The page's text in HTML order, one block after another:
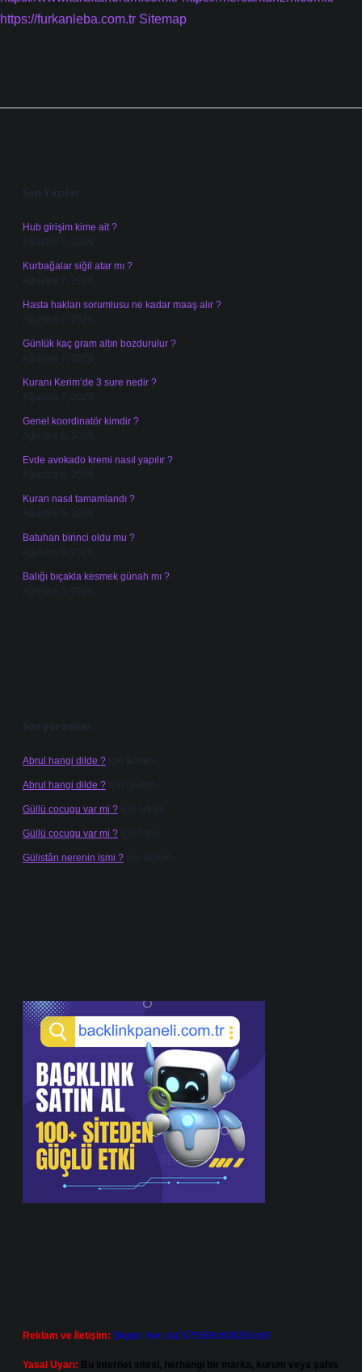
https://furkanleba.com.tr Sitemap
Son Yazılar
Hub girişim kime ait ?
Ağustos 7, 2026
Kurbağalar siğil atar mı ?
Ağustos 7, 2026
Hasta hakları sorumlusu ne kadar maaş alır ?
Ağustos 7, 2026
Günlük kaç gram altın bozdurulur ?
Ağustos 7, 2026
Kuranı Kerim’de 3 sure nedir ?
Ağustos 7, 2026
Genel koordinatör kimdir ?
Ağustos 6, 2026
Evde avokado kremi nasıl yapılır ?
Ağustos 6, 2026
Kuran nasıl tamamlandı ?
Ağustos 6, 2026
Batuhan birinci oldu mu ?
Ağustos 6, 2026
Balığı bıçakla kesmek günah mı ?
Ağustos 5, 2026
Son yorumlar
Abrul hangi dilde ? için admin
Abrul hangi dilde ? için Gülten
Güllü cocugu var mi ? için admin
Güllü cocugu var mi ? için Alper
Gülistân nerenin ismi ? için admin
Reklam ve İletişim: Skype: live:.cid.575569c608265c69
Yasal Uyarı: Bu internet sitesi, herhangi bir marka, kurum veya şahıs